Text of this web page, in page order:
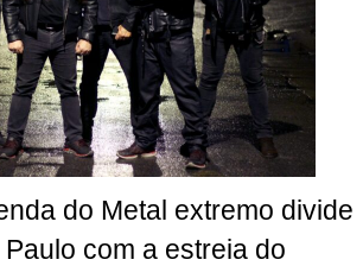
do Metal extremo divide
com a estreia do